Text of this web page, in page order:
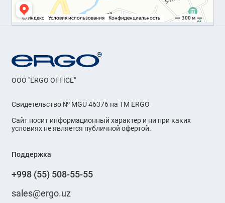
OOO "ERGO OFFICE"
Свидетельство № MGU 46376 на ТМ ERGO
Сайт носит информационный характер и ни при каких
условиях не является публичной офертой.
Поддержка
+998 (55) 508-55-55
sales@ergo.uz